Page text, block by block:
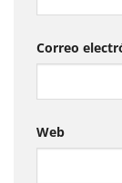
Correo
Web